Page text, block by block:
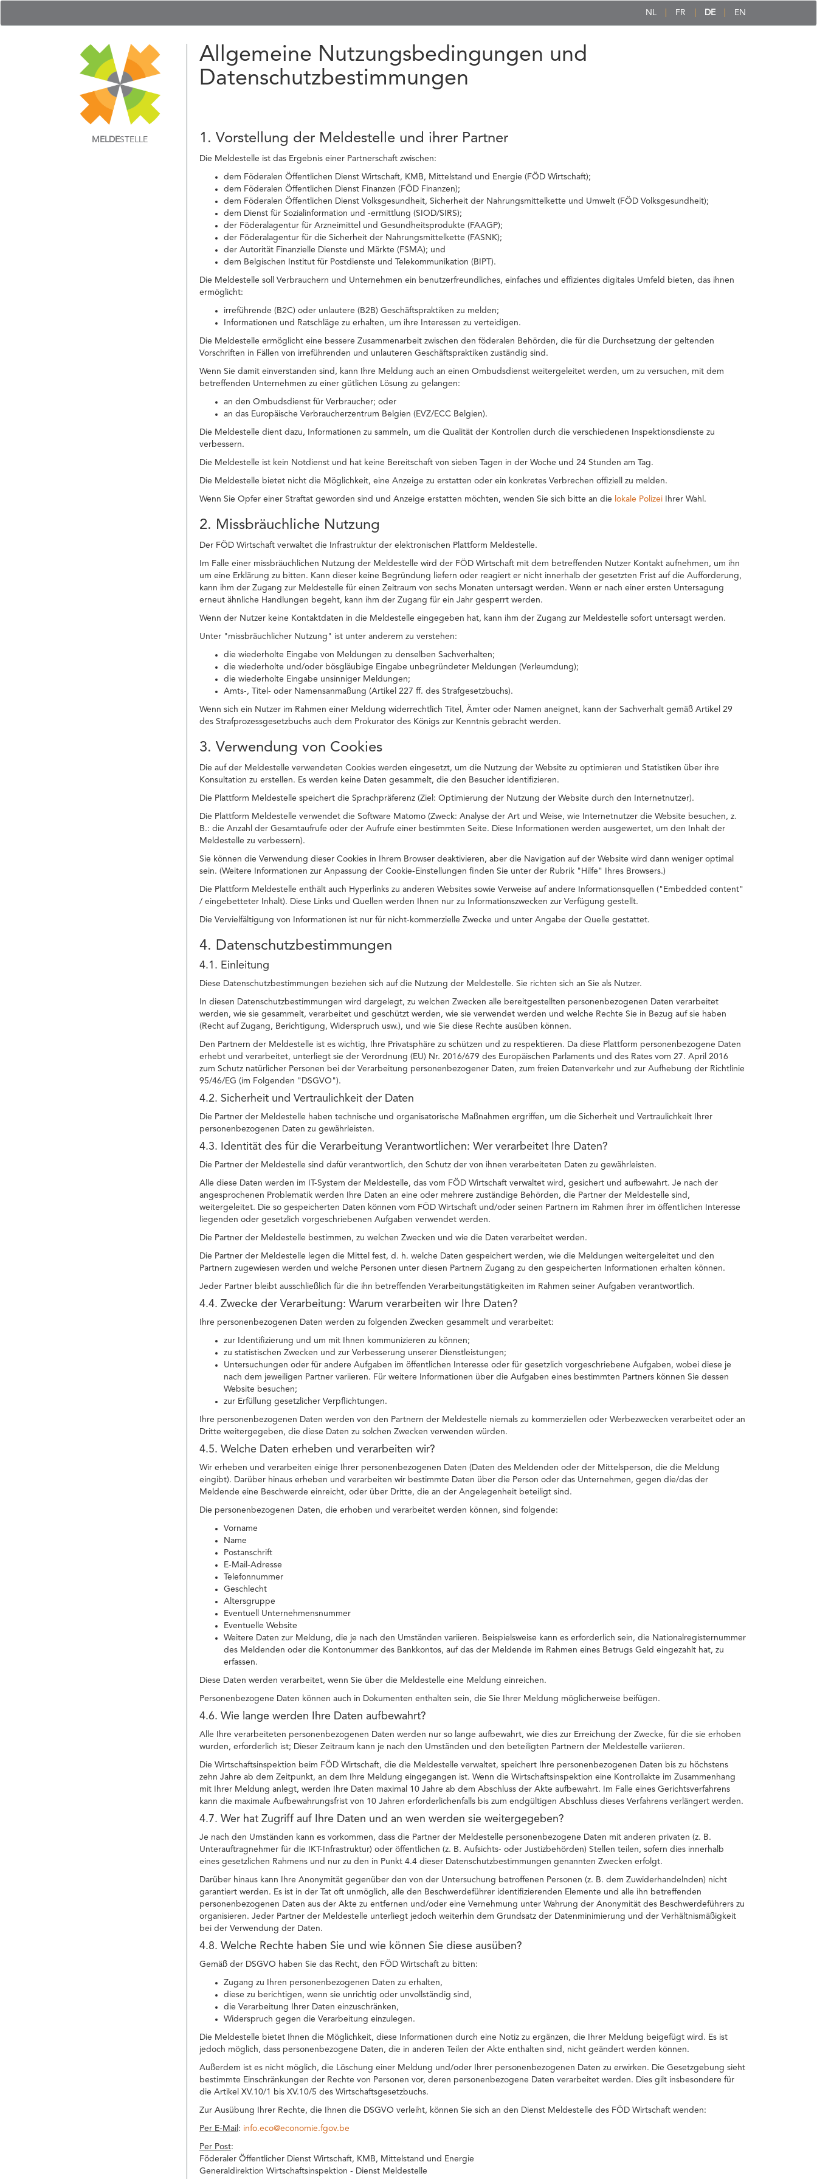
NL FR DE EN
MELDESTELLE
Allgemeine Nutzungsbedingungen und
Datenschutzbestimmungen
1. Vorstellung der Meldestelle und ihrer Partner
Die Meldestelle ist das Ergebnis einer Partnerschaft zwischen:
dem Föderalen Öffentlichen Dienst Wirtschaft, KMB, Mittelstand und Energie (FÖD Wirtschaft);
dem Föderalen Öffentlichen Dienst Finanzen (FÖD Finanzen);
dem Föderalen Öffentlichen Dienst Volksgesundheit, Sicherheit der Nahrungsmittelkette und Umwelt (FÖD Volksgesundheit);
dem Dienst für Sozialinformation und -ermittlung (SIOD/SIRS);
der Föderalagentur für Arzneimittel und Gesundheitsprodukte (FAAGP);
der Föderalagentur für die Sicherheit der Nahrungsmittelkette (FASNK);
der Autorität Finanzielle Dienste und Märkte (FSMA); und
dem Belgischen Institut für Postdienste und Telekommunikation (BIPT).
Die Meldestelle soll Verbrauchern und Unternehmen ein benutzerfreundliches, einfaches und effizientes digitales Umfeld bieten, das ihnen
ermöglicht:
irreführende (B2C) oder unlautere (B2B) Geschäftspraktiken zu melden;
Informationen und Ratschläge zu erhalten, um ihre Interessen zu verteidigen.
Die Meldestelle ermöglicht eine bessere Zusammenarbeit zwischen den föderalen Behörden, die für die Durchsetzung der geltenden
Vorschriften in Fällen von irreführenden und unlauteren Geschäftspraktiken zuständig sind.
Wenn Sie damit einverstanden sind, kann Ihre Meldung auch an einen Ombudsdienst weitergeleitet werden, um zu versuchen, mit dem
betreffenden Unternehmen zu einer gütlichen Lösung zu gelangen:
an den Ombudsdienst für Verbraucher; oder
an das Europäische Verbraucherzentrum Belgien (EVZ/ECC Belgien).
Die Meldestelle dient dazu, Informationen zu sammeln, um die Qualität der Kontrollen durch die verschiedenen Inspektionsdienste zu
verbessern.
Die Meldestelle ist kein Notdienst und hat keine Bereitschaft von sieben Tagen in der Woche und 24 Stunden am Tag.
Die Meldestelle bietet nicht die Möglichkeit, eine Anzeige zu erstatten oder ein konkretes Verbrechen offiziell zu melden.
Wenn Sie Opfer einer Straftat geworden sind und Anzeige erstatten möchten, wenden Sie sich bitte an die lokale Polizei Ihrer Wahl.
2. Missbräuchliche Nutzung
Der FÖD Wirtschaft verwaltet die Infrastruktur der elektronischen Plattform Meldestelle.
Im Falle einer missbräuchlichen Nutzung der Meldestelle wird der FÖD Wirtschaft mit dem betreffenden Nutzer Kontakt aufnehmen, um ihn
um eine Erklärung zu bitten. Kann dieser keine Begründung liefern oder reagiert er nicht innerhalb der gesetzten Frist auf die Aufforderung,
kann ihm der Zugang zur Meldestelle für einen Zeitraum von sechs Monaten untersagt werden. Wenn er nach einer ersten Untersagung
erneut ähnliche Handlungen begeht, kann ihm der Zugang für ein Jahr gesperrt werden.
Wenn der Nutzer keine Kontaktdaten in die Meldestelle eingegeben hat, kann ihm der Zugang zur Meldestelle sofort untersagt werden.
Unter "missbräuchlicher Nutzung" ist unter anderem zu verstehen:
die wiederholte Eingabe von Meldungen zu denselben Sachverhalten;
die wiederholte und/oder bösgläubige Eingabe unbegründeter Meldungen (Verleumdung);
die wiederholte Eingabe unsinniger Meldungen;
Amts-, Titel- oder Namensanmaßung (Artikel 227 ff. des Strafgesetzbuchs).
Wenn sich ein Nutzer im Rahmen einer Meldung widerrechtlich Titel, Ämter oder Namen aneignet, kann der Sachverhalt gemäß Artikel 29
des Strafprozessgesetzbuchs auch dem Prokurator des Königs zur Kenntnis gebracht werden.
3. Verwendung von Cookies
Die auf der Meldestelle verwendeten Cookies werden eingesetzt, um die Nutzung der Website zu optimieren und Statistiken über ihre
Konsultation zu erstellen. Es werden keine Daten gesammelt, die den Besucher identifizieren.
Die Plattform Meldestelle speichert die Sprachpräferenz (Ziel: Optimierung der Nutzung der Website durch den Internetnutzer).
Die Plattform Meldestelle verwendet die Software Matomo (Zweck: Analyse der Art und Weise, wie Internetnutzer die Website besuchen, z.
B.: die Anzahl der Gesamtaufrufe oder der Aufrufe einer bestimmten Seite. Diese Informationen werden ausgewertet, um den Inhalt der
Meldestelle zu verbessern).
Sie können die Verwendung dieser Cookies in Ihrem Browser deaktivieren, aber die Navigation auf der Website wird dann weniger optimal
sein. (Weitere Informationen zur Anpassung der Cookie-Einstellungen finden Sie unter der Rubrik "Hilfe" Ihres Browsers.)
Die Plattform Meldestelle enthält auch Hyperlinks zu anderen Websites sowie Verweise auf andere Informationsquellen ("Embedded content"
/ eingebetteter Inhalt). Diese Links und Quellen werden Ihnen nur zu Informationszwecken zur Verfügung gestellt.
Die Vervielfältigung von Informationen ist nur für nicht-kommerzielle Zwecke und unter Angabe der Quelle gestattet.
4. Datenschutzbestimmungen
4.1. Einleitung
Diese Datenschutzbestimmungen beziehen sich auf die Nutzung der Meldestelle. Sie richten sich an Sie als Nutzer.
In diesen Datenschutzbestimmungen wird dargelegt, zu welchen Zwecken alle bereitgestellten personenbezogenen Daten verarbeitet
werden, wie sie gesammelt, verarbeitet und geschützt werden, wie sie verwendet werden und welche Rechte Sie in Bezug auf sie haben
(Recht auf Zugang, Berichtigung, Widerspruch usw.), und wie Sie diese Rechte ausüben können.
Den Partnern der Meldestelle ist es wichtig, Ihre Privatsphäre zu schützen und zu respektieren. Da diese Plattform personenbezogene Daten
erhebt und verarbeitet, unterliegt sie der Verordnung (EU) Nr. 2016/679 des Europäischen Parlaments und des Rates vom 27. April 2016
zum Schutz natürlicher Personen bei der Verarbeitung personenbezogener Daten, zum freien Datenverkehr und zur Aufhebung der Richtlinie
95/46/EG (im Folgenden "DSGVO").
4.2. Sicherheit und Vertraulichkeit der Daten
Die Partner der Meldestelle haben technische und organisatorische Maßnahmen ergriffen, um die Sicherheit und Vertraulichkeit Ihrer
personenbezogenen Daten zu gewährleisten.
4.3. Identität des für die Verarbeitung Verantwortlichen: Wer verarbeitet Ihre Daten?
Die Partner der Meldestelle sind dafür verantwortlich, den Schutz der von ihnen verarbeiteten Daten zu gewährleisten.
Alle diese Daten werden im IT-System der Meldestelle, das vom FÖD Wirtschaft verwaltet wird, gesichert und aufbewahrt. Je nach der
angesprochenen Problematik werden Ihre Daten an eine oder mehrere zuständige Behörden, die Partner der Meldestelle sind,
weitergeleitet. Die so gespeicherten Daten können vom FÖD Wirtschaft und/oder seinen Partnern im Rahmen ihrer im öffentlichen Interesse
liegenden oder gesetzlich vorgeschriebenen Aufgaben verwendet werden.
Die Partner der Meldestelle bestimmen, zu welchen Zwecken und wie die Daten verarbeitet werden.
Die Partner der Meldestelle legen die Mittel fest, d. h. welche Daten gespeichert werden, wie die Meldungen weitergeleitet und den
Partnern zugewiesen werden und welche Personen unter diesen Partnern Zugang zu den gespeicherten Informationen erhalten können.
Jeder Partner bleibt ausschließlich für die ihn betreffenden Verarbeitungstätigkeiten im Rahmen seiner Aufgaben verantwortlich.
4.4. Zwecke der Verarbeitung: Warum verarbeiten wir Ihre Daten?
Ihre personenbezogenen Daten werden zu folgenden Zwecken gesammelt und verarbeitet:
zur Identifizierung und um mit Ihnen kommunizieren zu können;
zu statistischen Zwecken und zur Verbesserung unserer Dienstleistungen;
Untersuchungen oder für andere Aufgaben im öffentlichen Interesse oder für gesetzlich vorgeschriebene Aufgaben, wobei diese je
nach dem jeweiligen Partner variieren. Für weitere Informationen über die Aufgaben eines bestimmten Partners können Sie dessen
Website besuchen;
zur Erfüllung gesetzlicher Verpflichtungen.
Ihre personenbezogenen Daten werden von den Partnern der Meldestelle niemals zu kommerziellen oder Werbezwecken verarbeitet oder an
Dritte weitergegeben, die diese Daten zu solchen Zwecken verwenden würden.
4.5. Welche Daten erheben und verarbeiten wir?
Wir erheben und verarbeiten einige Ihrer personenbezogenen Daten (Daten des Meldenden oder der Mittelsperson, die die Meldung
eingibt). Darüber hinaus erheben und verarbeiten wir bestimmte Daten über die Person oder das Unternehmen, gegen die/das der
Meldende eine Beschwerde einreicht, oder über Dritte, die an der Angelegenheit beteiligt sind.
Die personenbezogenen Daten, die erhoben und verarbeitet werden können, sind folgende:
Vorname
Name
Postanschrift
E-Mail-Adresse
Telefonnummer
Geschlecht
Altersgruppe
Eventuell Unternehmensnummer
Eventuelle Website
Weitere Daten zur Meldung, die je nach den Umständen variieren. Beispielsweise kann es erforderlich sein, die Nationalregisternummer
des Meldenden oder die Kontonummer des Bankkontos, auf das der Meldende im Rahmen eines Betrugs Geld eingezahlt hat, zu
erfassen.
Diese Daten werden verarbeitet, wenn Sie über die Meldestelle eine Meldung einreichen.
Personenbezogene Daten können auch in Dokumenten enthalten sein, die Sie Ihrer Meldung möglicherweise beifügen.
4.6. Wie lange werden Ihre Daten aufbewahrt?
Alle Ihre verarbeiteten personenbezogenen Daten werden nur so lange aufbewahrt, wie dies zur Erreichung der Zwecke, für die sie erhoben
wurden, erforderlich ist; Dieser Zeitraum kann je nach den Umständen und den beteiligten Partnern der Meldestelle variieren.
Die Wirtschaftsinspektion beim FÖD Wirtschaft, die die Meldestelle verwaltet, speichert Ihre personenbezogenen Daten bis zu höchstens
zehn Jahre ab dem Zeitpunkt, an dem Ihre Meldung eingegangen ist. Wenn die Wirtschaftsinspektion eine Kontrollakte im Zusammenhang
mit Ihrer Meldung anlegt, werden Ihre Daten maximal 10 Jahre ab dem Abschluss der Akte aufbewahrt. Im Falle eines Gerichtsverfahrens
kann die maximale Aufbewahrungsfrist von 10 Jahren erforderlichenfalls bis zum endgültigen Abschluss dieses Verfahrens verlängert werden.
4.7. Wer hat Zugriff auf Ihre Daten und an wen werden sie weitergegeben?
Je nach den Umständen kann es vorkommen, dass die Partner der Meldestelle personenbezogene Daten mit anderen privaten (z. B.
Unterauftragnehmer für die IKT-Infrastruktur) oder öffentlichen (z. B. Aufsichts- oder Justizbehörden) Stellen teilen, sofern dies innerhalb
eines gesetzlichen Rahmens und nur zu den in Punkt 4.4 dieser Datenschutzbestimmungen genannten Zwecken erfolgt.
Darüber hinaus kann Ihre Anonymität gegenüber den von der Untersuchung betroffenen Personen (z. B. dem Zuwiderhandelnden) nicht
garantiert werden. Es ist in der Tat oft unmöglich, alle den Beschwerdeführer identifizierenden Elemente und alle ihn betreffenden
personenbezogenen Daten aus der Akte zu entfernen und/oder eine Vernehmung unter Wahrung der Anonymität des Beschwerdeführers zu
organisieren. Jeder Partner der Meldestelle unterliegt jedoch weiterhin dem Grundsatz der Datenminimierung und der Verhältnismäßigkeit
bei der Verwendung der Daten.
4.8. Welche Rechte haben Sie und wie können Sie diese ausüben?
Gemäß der DSGVO haben Sie das Recht, den FÖD Wirtschaft zu bitten:
Zugang zu Ihren personenbezogenen Daten zu erhalten,
diese zu berichtigen, wenn sie unrichtig oder unvollständig sind,
die Verarbeitung Ihrer Daten einzuschränken,
Widerspruch gegen die Verarbeitung einzulegen.
Die Meldestelle bietet Ihnen die Möglichkeit, diese Informationen durch eine Notiz zu ergänzen, die Ihrer Meldung beigefügt wird. Es ist
jedoch möglich, dass personenbezogene Daten, die in anderen Teilen der Akte enthalten sind, nicht geändert werden können.
Außerdem ist es nicht möglich, die Löschung einer Meldung und/oder Ihrer personenbezogenen Daten zu erwirken. Die Gesetzgebung sieht
bestimmte Einschränkungen der Rechte von Personen vor, deren personenbezogene Daten verarbeitet werden. Dies gilt insbesondere für
die Artikel XV.10/1 bis XV.10/5 des Wirtschaftsgesetzbuchs.
Zur Ausübung Ihrer Rechte, die Ihnen die DSGVO verleiht, können Sie sich an den Dienst Meldestelle des FÖD Wirtschaft wenden:
Per E-Mail : info.eco@economie.fgov.be
Per Post:
Föderaler Öffentlicher Dienst Wirtschaft, KMB, Mittelstand und Energie
Generaldirektion Wirtschaftsinspektion - Dienst Meldestelle